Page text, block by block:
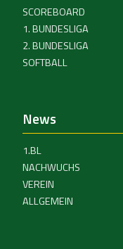
SCOREBOARD
1. BUNDESLIGA
2. BUNDESLIGA
SOFTBALL
News
1.BL
NACHWUCHS
VEREIN
ALLGEMEIN